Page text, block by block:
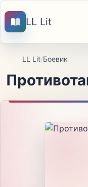
LL Lit
LL Lit/Боевик